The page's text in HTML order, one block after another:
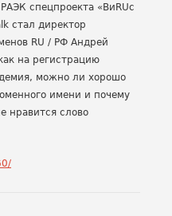
спецпроекта «ВиRUс
стал директор
RU / РФ Андрей
на регистрацию
можно ли хорошо
имени и почему
нравится слово